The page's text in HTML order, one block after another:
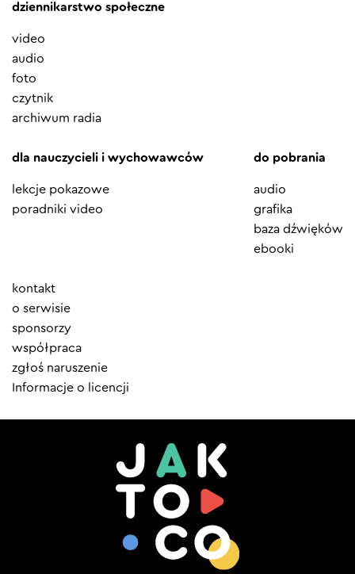
dziennikarstwo społeczne
video
audio
foto
czytnik
archiwum radia
dla nauczycieli i wychowawców
lekcje pokazowe
poradniki video
do pobrania
audio
grafika
baza dźwięków
ebooki
Element
menu
kontakt
o serwisie
sponsorzy
współpraca
zgłoś naruszenie
Informacje o licencji